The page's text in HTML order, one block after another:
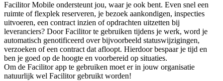
Facilitor Mobile ondersteunt jou, waar je ook bent. Even snel een
ruimte of flexplek reserveren, je bezoek aankondigen, inspecties
uitvoeren, een contract inzien of opdrachten uitzetten bij
leveranciers? Door Facilitor te gebruiken tijdens je werk, word je
automatisch genotificeerd over bijvoorbeeld statuswijzigingen,
verzoeken of een contract dat afloopt. Hierdoor bespaar je tijd en
ben je goed op de hoogte en voorbereid op situaties.
Om de Facilitor app te gebruiken moet er in jouw organisatie
natuurlijk wel Facilitor gebruikt worden!